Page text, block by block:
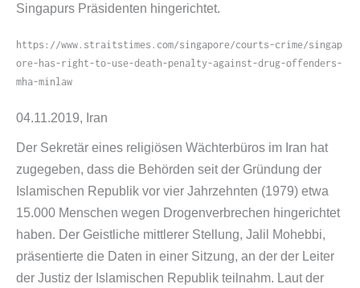
Singapurs Präsidenten hingerichtet.
https://​www​.straitstimes​.com/​s​i​n​g​a​p​o​r​e​/​c​o​u​r​t​s​-​c​r​i​m​e​/​s​i​n​g​a​p​
o​r​e​-​h​a​s​-​r​i​g​h​t​-​t​o​-​u​s​e​-​d​e​a​t​h​-​p​e​n​a​l​t​y​-​a​g​a​i​n​s​t​-​d​r​u​g​-​o​f​f​e​n​d​e​r​s​-​
m​h​a​-​m​i​n​law
04.11.2019, Iran
Der Sekretär eines religiösen Wächterbüros im Iran hat
zugegeben, dass die Behörden seit der Gründung der
Islamischen Republik vor vier Jahrzehnten (1979) etwa
15.000 Menschen wegen Drogenverbrechen hingerichtet
haben. Der Geistliche mittlerer Stellung, Jalil Mohebbi,
präsentierte die Daten in einer Sitzung, an der der Leiter
der Justiz der Islamischen Republik teilnahm. Laut der